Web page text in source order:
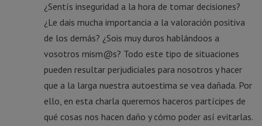
¿Sentís inseguridad a la hora de tomar decisiones?
¿Le dais mucha importancia a la valoración positiva
de los demás? ¿Sois muy duros hablándoos a
vosotros mism@s? Todo este tipo de situaciones
pueden resultar perjudiciales para nosotros y hacer
que a la larga nuestra autoestima se vea dañada. Por
ello, en esta charla queremos haceros partícipes de
qué cosas nos hacen daño y cómo poder así evitarlas.